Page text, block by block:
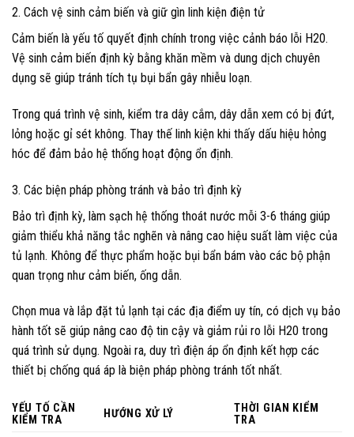
2. Cách vệ sinh cảm biến và giữ gìn linh kiện điện tử
Cảm biến là yếu tố quyết định chính trong việc cảnh báo lỗi H20.
Vệ sinh cảm biến định kỳ bằng khăn mềm và dung dịch chuyên
dụng sẽ giúp tránh tích tụ bụi bẩn gây nhiễu loạn.
Trong quá trình vệ sinh, kiểm tra dây cắm, dây dẫn xem có bị đứt,
lỏng hoặc gỉ sét không. Thay thế linh kiện khi thấy dấu hiệu hỏng
hóc để đảm bảo hệ thống hoạt động ổn định.
3. Các biện pháp phòng tránh và bảo trì định kỳ
Bảo trì định kỳ, làm sạch hệ thống thoát nước mỗi 3-6 tháng giúp
giảm thiểu khả năng tắc nghẽn và nâng cao hiệu suất làm việc của
tủ lạnh. Không để thực phẩm hoặc bụi bẩn bám vào các bộ phận
quan trọng như cảm biến, ống dẫn.
Chọn mua và lắp đặt tủ lạnh tại các địa điểm uy tín, có dịch vụ bảo
hành tốt sẽ giúp nâng cao độ tin cậy và giảm rủi ro lỗi H20 trong
quá trình sử dụng. Ngoài ra, duy trì điện áp ổn định kết hợp các
thiết bị chống quá áp là biện pháp phòng tránh tốt nhất.
YẾU TỐ CẦN
KIỂM TRA
HƯỚNG XỬ LÝ
THỜI GIAN KIỂM
TRA